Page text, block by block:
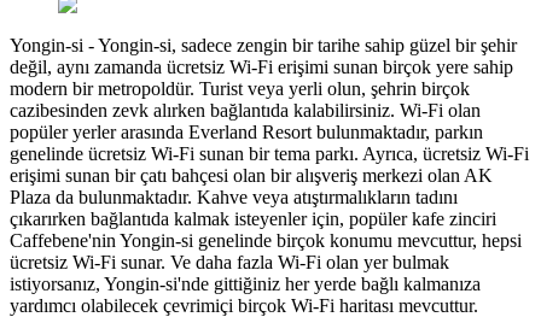
Yongin-si -Yongin-si, sadece zengin bir tarihe sahip güzel bir şehir
değil, aynı zamanda ücretsiz Wi-Fi erişimi sunan birçok yere sahip
modern bir metropoldür. Turist veya yerli olun, şehrin birçok
cazibesinden zevk alırken bağlantıda kalabilirsiniz. Wi-Fi olan
popüler yerler arasında Everland Resort bulunmaktadır, parkın
genelinde ücretsiz Wi-Fi sunan bir tema parkı. Ayrıca, ücretsiz Wi-Fi
erişimi sunan bir çatı bahçesi olan bir alışveriş merkezi olan AK
Plaza da bulunmaktadır. Kahve veya atıştırmalıkların tadını
çıkarırken bağlantıda kalmak isteyenler için, popüler kafe zinciri
Caffebene'nin Yongin-si genelinde birçok konumu mevcuttur, hepsi
ücretsiz Wi-Fi sunar. Ve daha fazla Wi-Fi olan yer bulmak
istiyorsanız, Yongin-si'nde gittiğiniz her yerde bağlı kalmanıza
yardımcı olabilecek çevrimiçi birçok Wi-Fi haritası mevcuttur.